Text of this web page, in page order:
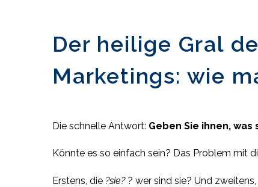
Der heilige Gral
Marketings: wie
Die schnelle Antwort: Geben Sie ihnen, was
Könnte es so einfach sein? Das Problem mit
Erstens, die ?sie?? wer sind sie? Und zweitens,